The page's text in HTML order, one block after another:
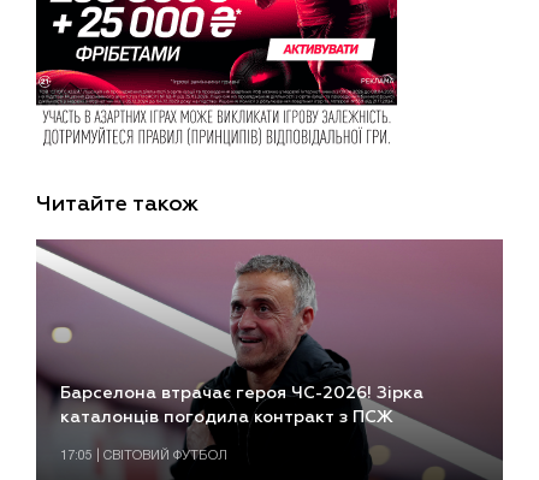
Читайте також
Барселона втрачає героя ЧС-2026! Зірка
каталонців погодила контракт з ПСЖ
17:05 | СВІТОВИЙ ФУТБОЛ